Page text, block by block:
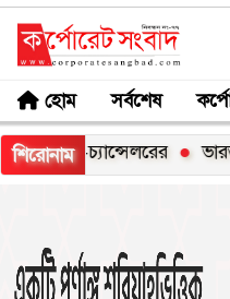
হোম সর্বশেষ
শিরোনাম
চ্যান্সেলরের ভারতীয়